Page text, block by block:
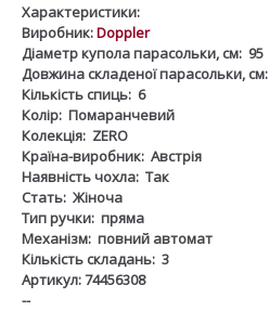
Характеристики:
Виробник:Doppler
Діаметр купола парасольки, см: 95
Довжина складеної парасольки, см:
Кількість спиць: 6
Колір: Помаранчевий
Колекція: ZERO
Країна-виробник: Австрія
Наявність чохла: Так
Стать: Жіноча
Тип ручки: пряма
Механізм: повний автомат
Кількість складань: 3
Артикул: 74456308
--